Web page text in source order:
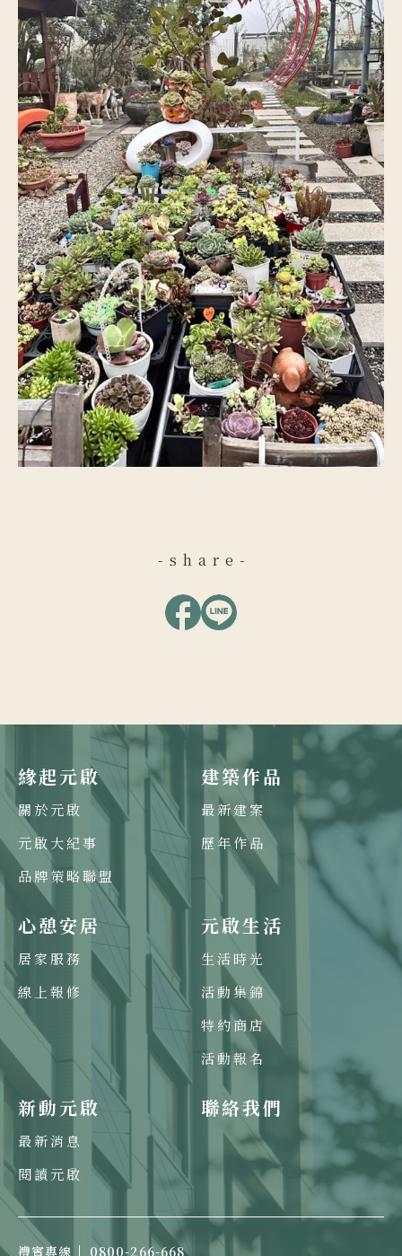
-share-
緣起元啟
關於元啟
元啟大紀事
品牌策略聯盟
建築作品
最新建案
歷年作品
心憩安居
居家服務
線上報修
元啟生活
生活時光
活動集錦
特約商店
活動報名
新動元啟
最新消息
閱讀元啟
聯絡我們
禮賓專線 0800-266-668